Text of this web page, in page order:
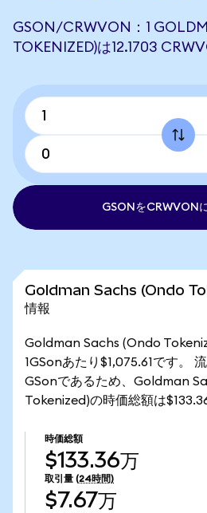
GSON/CRWVON：1
TOKENIZED)は12.1703
GSONをCRWVON
Goldman Sachs (Ondo
情報
Goldman Sachs (Ondo
1GSonあたり$1,075.61です。
GSonであるため、Goldman
Tokenized)の時価総額は
時価総額
$133.36万
取引量 (24時間)
$7.67万